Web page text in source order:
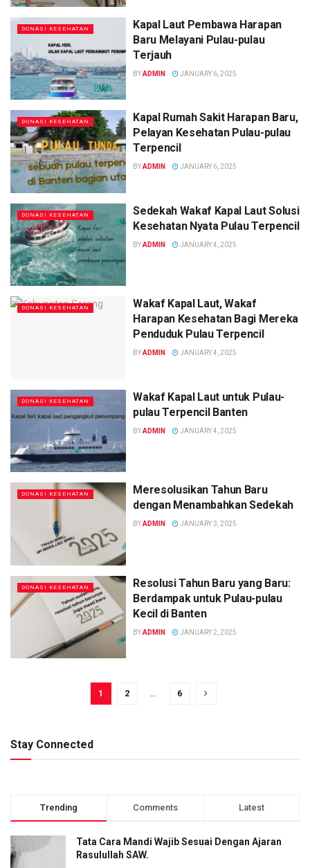
DONASI KESEHATAN
Kapal Laut Pembawa Harapan
Baru Melayani Pulau-pulau
Terjauh
BYADMIN JANUARY 6, 2025
DONASI KESEHATAN
Kapal Rumah Sakit Harapan Baru,
Pelayan Kesehatan Pulau-pulau
Terpencil
BYADMIN JANUARY 6, 2025
DONASI KESEHATAN
Sedekah Wakaf Kapal Laut Solusi
Kesehatan Nyata Pulau Terpencil
BYADMIN JANUARY 4, 2025
DONASI KESEHATAN
Wakaf Kapal Laut, Wakaf
Harapan Kesehatan Bagi Mereka
Penduduk Pulau Terpencil
BYADMIN JANUARY 4, 2025
DONASI KESEHATAN
Wakaf Kapal Laut untuk Pulau-
pulau Terpencil Banten
BYADMIN JANUARY 4, 2025
DONASI KESEHATAN
Meresolusikan Tahun Baru
dengan Menambahkan Sedekah
BYADMIN JANUARY 3, 2025
DONASI KESEHATAN
Resolusi Tahun Baru yang Baru:
Berdampak untuk Pulau-pulau
Kecil di Banten
BYADMIN JANUARY 2, 2025
1 2 … 6
Stay Connected
Trending Comments Latest
Tata Cara Mandi Wajib Sesuai Dengan Ajaran
Rasulullah SAW.